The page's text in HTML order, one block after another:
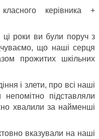
керівника +
роки ви були поруч з
що наші серця
прожитих шкільних
і злети, про всі наші
підставляли
хвалили за найменші
вказували на наші